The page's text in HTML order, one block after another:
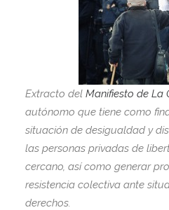
Extracto del Manifiesto de La
autónomo que tiene como
situación de desigualdad y
las personas privadas de
cercano, así como generar
resistencia colectiva ante
derechos.